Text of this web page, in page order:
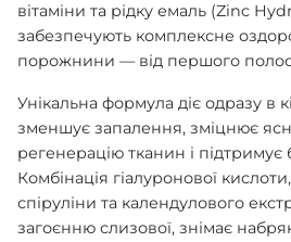
вітаміни та рідку емаль (Zinc
забезпечують комплексне
порожнини — від першого
Унікальна формула діє одразу в
зменшує запалення, зміцнює
регенерацію тканин і
Комбінація гіалуронової
спіруліни та календулового
загоєнню слизової, знімає